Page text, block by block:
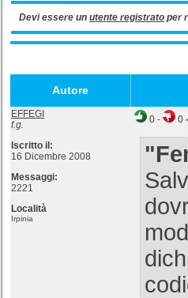
Devi essere un utente registrato per
Autore
EFFEGI
f.g.
Iscritto il:
16 Dicembre 2008
Messaggi:
2221
Località
Irpinia
0 - 0